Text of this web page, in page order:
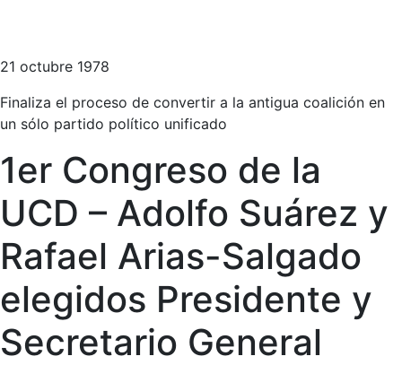
21 octubre 1978
Finaliza el proceso de convertir a la antigua coalición en
un sólo partido político unificado
1er Congreso de la
UCD – Adolfo Suárez y
Rafael Arias-Salgado
elegidos Presidente y
Secretario General